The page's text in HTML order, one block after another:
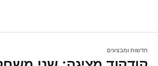
חדשות ומבצעים